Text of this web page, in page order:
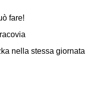
fare!
nella stessa giornata